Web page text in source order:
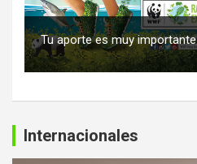
Tu aporte es muy importante
Internacionales